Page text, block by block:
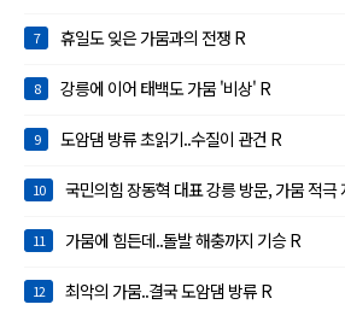
7 휴일도 잊은 가뭄과의 전쟁 R
8 강릉에 이어 태백도 가뭄 '비상' R
9 도암댐 방류 초읽기..수질이 관건 R
10 국민의힘 장동혁 대표 강릉 방문, 가뭄 적극
11 가뭄에 힘든데..돌발 해충까지 기승 R
12 최악의 가뭄..결국 도암댐 방류 R